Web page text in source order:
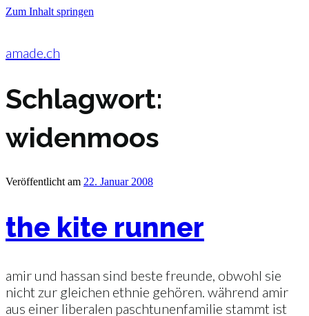
Zum Inhalt springen
amade.ch
Schlagwort:
widenmoos
Veröffentlicht am 22. Januar 2008
the kite runner
amir und hassan sind beste freunde, obwohl sie
nicht zur gleichen ethnie gehören. während amir
aus einer liberalen paschtunenfamilie stammt ist